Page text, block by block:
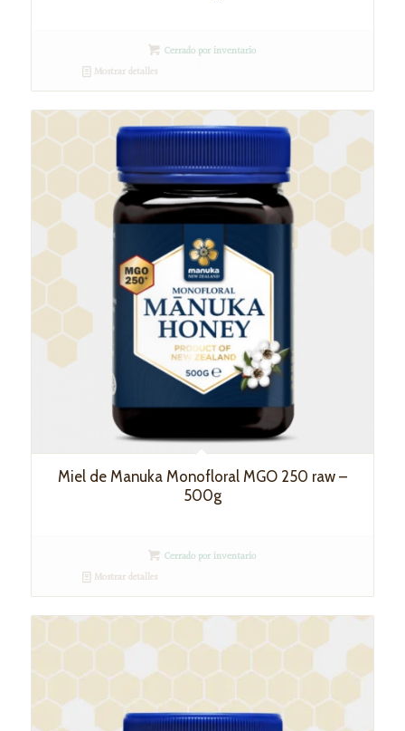
Cerrado por inventario
Mostrar detalles
Miel de Manuka Monofloral MGO 250 raw –
500g
Cerrado por inventario
Mostrar detalles